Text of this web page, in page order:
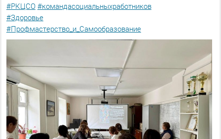
#РКЦСО #командасоциальныхработников
#Здоровье
#Профмастерство_и_Самообразование